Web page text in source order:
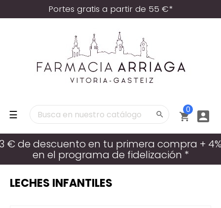
Portes gratis a partir de 55 €*
Navegación
palanca
☰  
0 
€ de descuento en tu primera compra +
en el programa de fidelización *
LECHES INFANTILES